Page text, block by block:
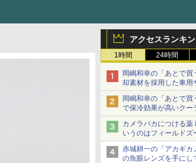
アクセスランキ
1時間 24時間
岡嶋和幸の「あとで
却素材を採用した車用
Watch
岡嶋和幸の「あとで
で保冷効果が高いクー
Watch
カメラバカにつける薬
いうのはフィールドズ
赤城耕一の「アカギ
の魚眼レンズを手にし